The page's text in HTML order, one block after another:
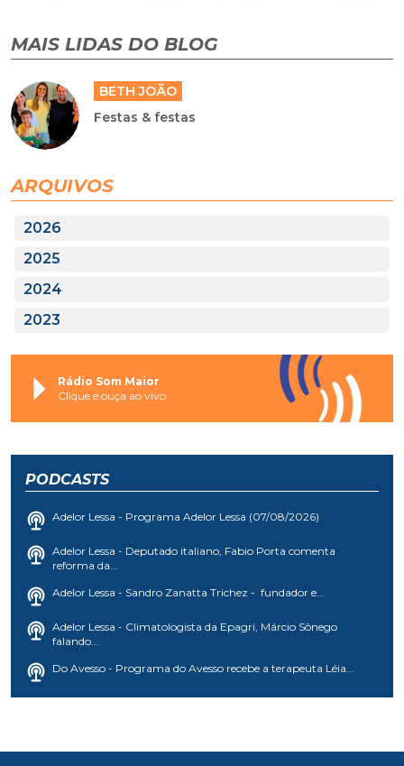
MAIS LIDAS DO BLOG
BETH JOÃO
Festas & festas
ARQUIVOS
2026
2025
2024
2023
Rádio Som Maior
Clique e ouça ao vivo
PODCASTS
Adelor Lessa - Programa Adelor Lessa (07/08/2026)
Adelor Lessa - Deputado italiano, Fabio Porta comenta
reforma da...
Adelor Lessa - Sandro Zanatta Trichez - fundador e...
Adelor Lessa - Climatologista da Epagri, Márcio Sônego
falando...
Do Avesso - Programa do Avesso recebe a terapeuta Léia...